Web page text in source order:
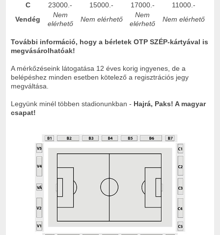
C
23000.- 15000.- 17000.-
11000.-
Vendég
Nem
elérhető
Nem elérhető
Nem
elérhető
Nem elérhető
További információ, hogy a bérletek OTP SZÉP-kártyával is
megvásárolhatóak!
A mérkőzéseink látogatása 12 éves korig ingyenes, de a
belépéshez minden esetben kötelező a regisztrációs jegy
megváltása.
Legyünk minél többen stadionunkban - Hajrá, Paks! A magyar
csapat!